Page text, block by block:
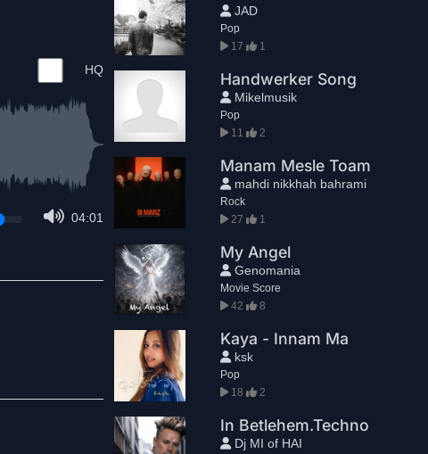
HQ
04:01
JAD
Pop
17
1
Handwerker Song
Mikelmusik
Pop
11
2
Manam Mesle Toam
mahdi nikkhah bahrami
Rock
27
1
My Angel
Genomania
Movie Score
42
8
Kaya - Innam Ma
ksk
Pop
18
2
In Betlehem.Techno
Dj MI of HAI